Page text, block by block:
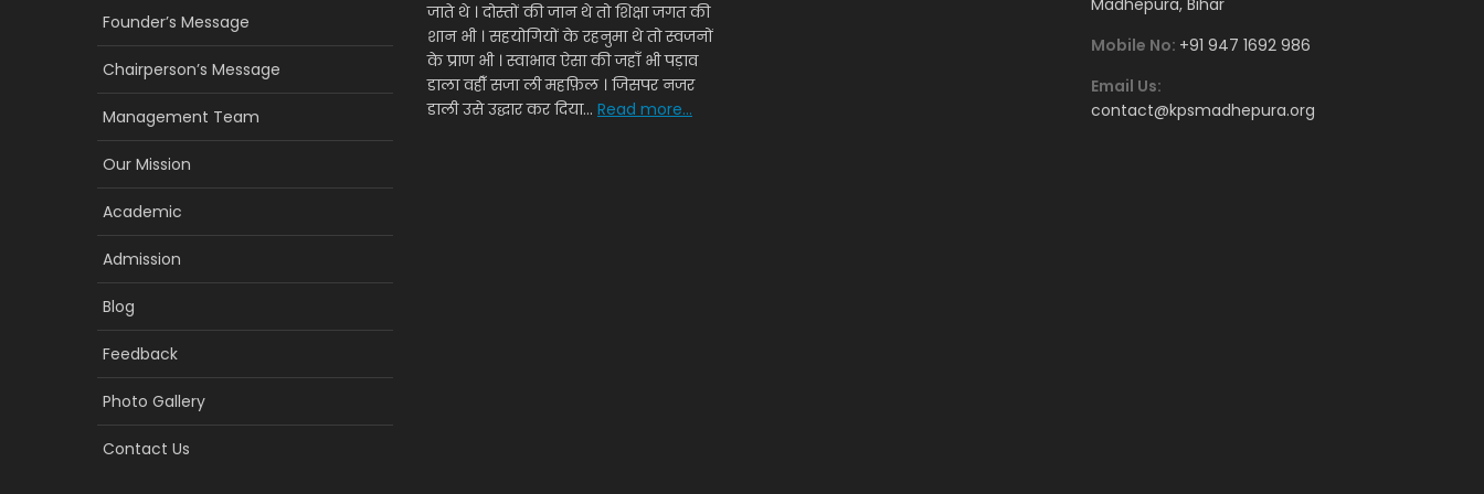
Founder’s Message
Chairperson’s Message
Management Team
Our Mission
Academic
Admission
Blog
Feedback
Photo Gallery
Contact Us
जाते थे । दोस्तों की जान थे तो शिक्षा जगत की
शान भी । सहयोगियों के रहनुमा थे तो स्वजनों
के प्राण भी । स्वाभाव ऐसा की जहाँ भी पड़ाव
डाला वहीँ सजा ली महफ़िल । जिसपर नजर
डाली उसे उद्धार कर दिया... Read more...
Mobile No: +91 947 1692 986
Email Us:
contact@kpsmadhepura.org